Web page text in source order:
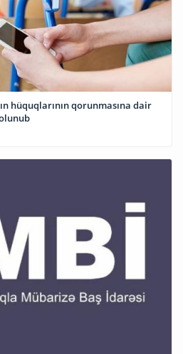
hüquqlarının qorunmasına dair